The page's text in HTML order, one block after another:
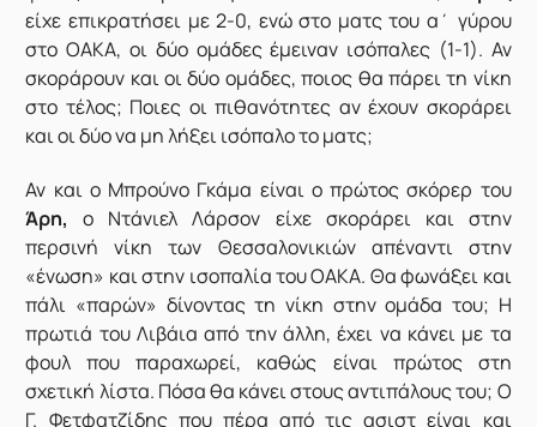
είχε επικρατήσει με 2-0, ενώ στο ματς του α΄ γύρου
στο ΟΑΚΑ, οι δύο ομάδες έμειναν ισόπαλες (1-1). Αν
σκοράρουν και οι δύο ομάδες, ποιος θα πάρει τη νίκη
στο τέλος; Ποιες οι πιθανότητες αν έχουν σκοράρει
και οι δύο να μη λήξει ισόπαλο το ματς;
Αν και ο Μπρούνο Γκάμα είναι ο πρώτος σκόρερ του
Άρη,
ο Ντάνιελ Λάρσον είχε σκοράρει και στην
περσινή νίκη των Θεσσαλονικιών απέναντι στην
«ένωση» και στην ισοπαλία του ΟΑΚΑ. Θα φωνάξει και
πάλι «παρών» δίνοντας τη νίκη στην ομάδα του; Η
πρωτιά του Λιβάια από την άλλη, έχει να κάνει με τα
φουλ που παραχωρεί, καθώς είναι πρώτος στη
σχετική λίστα. Πόσα θα κάνει στους αντιπάλους του; Ο
Γ. Φετφατζίδης που πέρα από τις ασιστ είναι και